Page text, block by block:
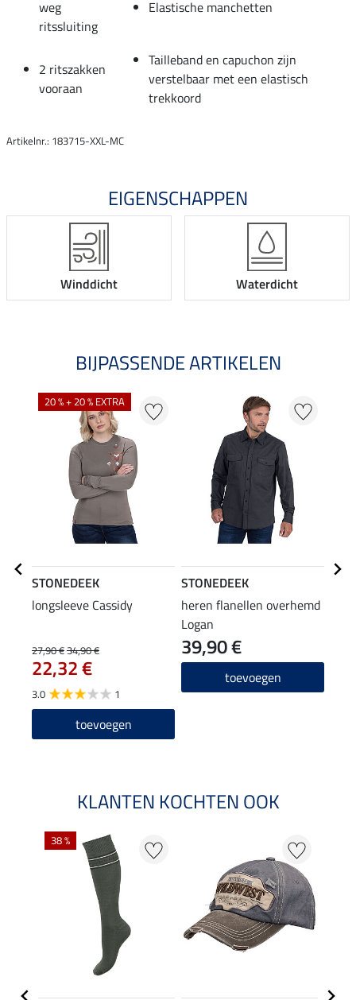
weg
ritssluiting
Elastische manchetten
2 ritszakken
vooraan
Tailleband en capuchon zijn
verstelbaar met een elastisch
trekkoord
Artikelnr.: 183715-XXL-MC
EIGENSCHAPPEN
Winddicht Waterdicht
BIJPASSENDE ARTIKELEN
20 % + 20 % EXTRA
STONEDEEK
longsleeve Cassidy
27,90 €34,90 €
22,32 €
3.0 1
toevoegen
STONEDEEK
heren flanellen overhemd
Logan
39,90 €
toevoegen
KLANTEN KOCHTEN OOK
38 %